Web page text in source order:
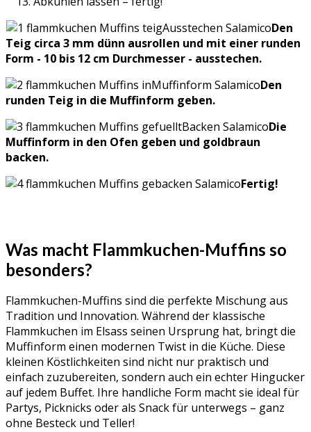
Den
Teig circa 3 mm dünn ausrollen und mit einer runden
Form - 10 bis 12 cm Durchmesser - ausstechen.
Den
runden Teig in die Muffinform geben.
Die
Muffinform in den Ofen geben und goldbraun
backen.
Fertig!
Was macht Flammkuchen-Muffins so
besonders?
Flammkuchen-Muffins sind die perfekte Mischung aus
Tradition und Innovation. Während der klassische
Flammkuchen im Elsass seinen Ursprung hat, bringt die
Muffinform einen modernen Twist in die Küche. Diese
kleinen Köstlichkeiten sind nicht nur praktisch und
einfach zuzubereiten, sondern auch ein echter Hingucker
auf jedem Buffet. Ihre handliche Form macht sie ideal für
Partys, Picknicks oder als Snack für unterwegs – ganz
ohne Besteck und Teller!